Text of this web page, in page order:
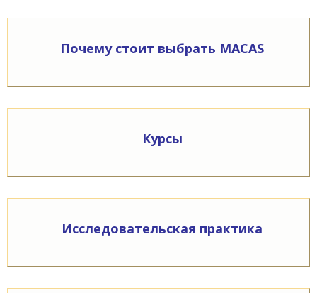
Почему стоит выбрать MACAS
Курсы
Исследовательская практика